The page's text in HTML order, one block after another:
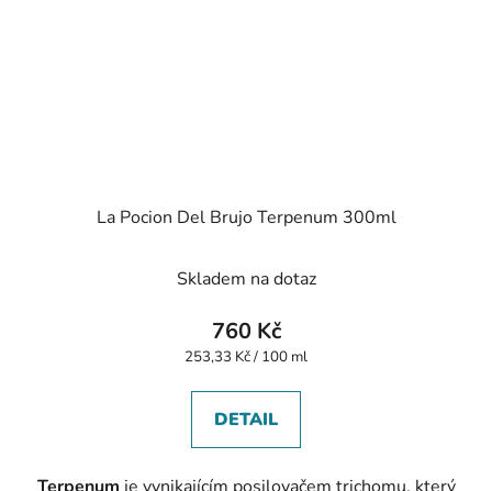
La Pocion Del Brujo Terpenum 300ml
Skladem na dotaz
760 Kč
Měrná
253,33 Kč / 100 ml
DETAIL